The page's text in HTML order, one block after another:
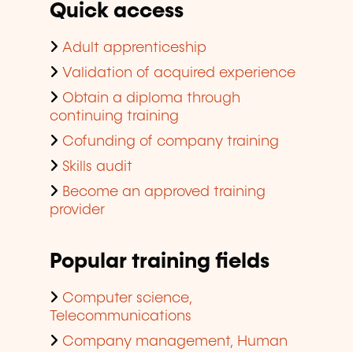
Quick access
Adult apprenticeship
Validation of acquired experience
Obtain a diploma through
continuing training
Cofunding of company training
Skills audit
Become an approved training
provider
Popular training fields
Computer science,
Telecommunications
Company management, Human